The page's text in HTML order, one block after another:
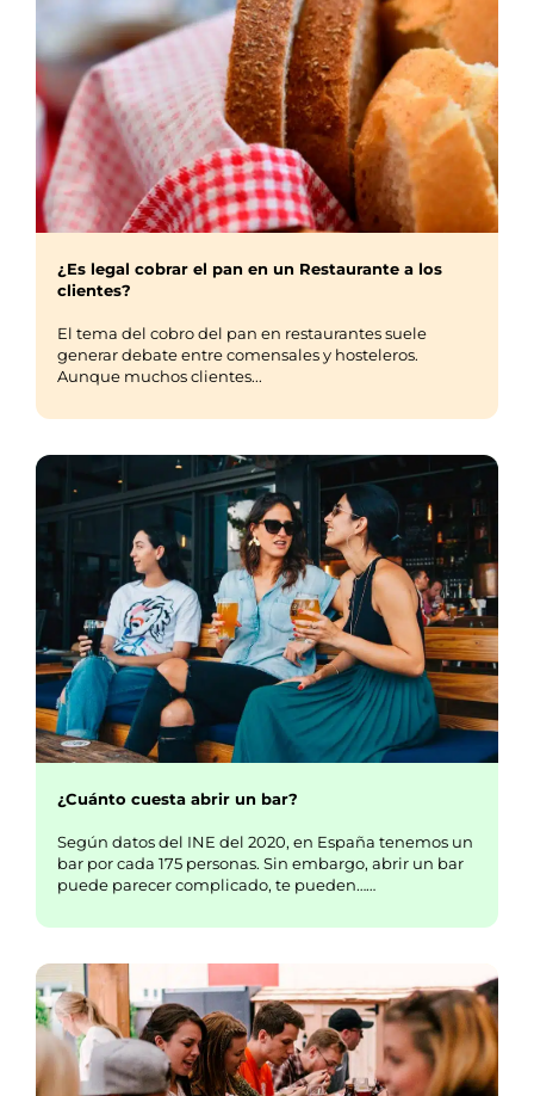
¿Es legal cobrar el pan en un Restaurante a los
clientes?
El tema del cobro del pan en restaurantes suele
generar debate entre comensales y hosteleros.
Aunque muchos clientes...
¿Cuánto cuesta abrir un bar?
Según datos del INE del 2020, en España tenemos un
bar por cada 175 personas. Sin embargo, abrir un bar
puede parecer complicado, te pueden……